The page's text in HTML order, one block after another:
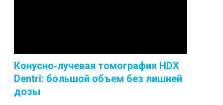
Конусно‑лучевая томография HDX
Dentri: большой объем без лишней
дозы